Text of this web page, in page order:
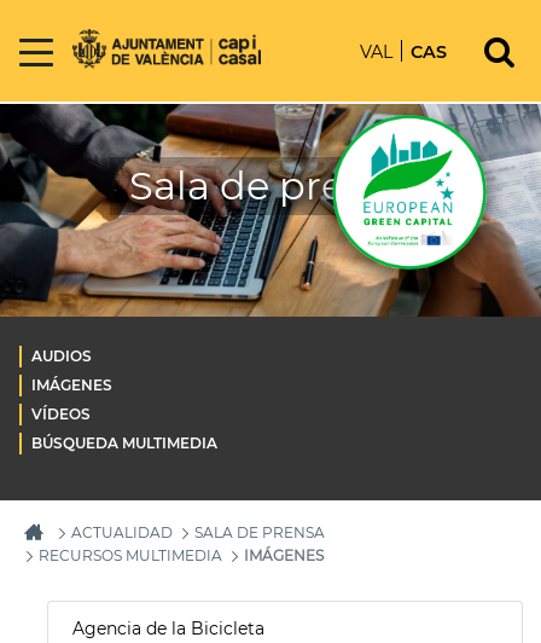
VAL CAS
Sala de prensa
AUDIOS
IMÁGENES
VÍDEOS
BÚSQUEDA MULTIMEDIA
ACTUALIDAD
SALA DE PRENSA
RECURSOS MULTIMEDIA
IMÁGENES
Agencia de la Bicicleta